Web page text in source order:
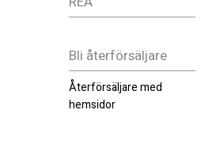
Bli återförsäljare
Återförsäljare med
hemsidor